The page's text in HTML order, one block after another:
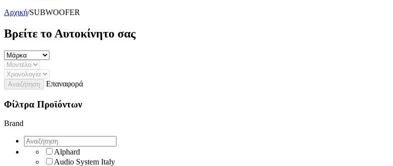
Αρχική/SUBWOOFER
Βρείτε το Αυτοκίνητο σας
Αναζήτηση Επαναφορά
Φίλτρα Προϊόντων
Brand
Alphard
Audio System Italy